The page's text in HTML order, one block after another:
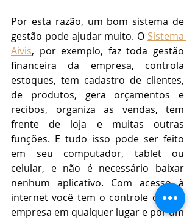
Por esta razão, um bom sistema de
gestão pode ajudar muito. O Sistema
Aivis, por exemplo, faz toda gestão
financeira da empresa, controla
estoques, tem cadastro de clientes,
de produtos, gera orçamentos e
recibos, organiza as vendas, tem
frente de loja e muitas outras
funções. E tudo isso pode ser feito
em seu computador, tablet ou
celular, e não é necessário baixar
nenhum aplicativo. Com acesso à
internet você tem o controle de sua
empresa em qualquer lugar e por um